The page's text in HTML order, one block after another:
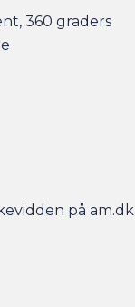
360 graders
på am.dk
og der er